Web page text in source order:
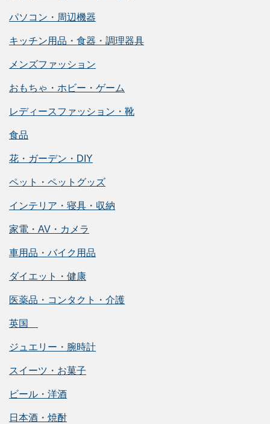
パソコン・周辺機器
キッチン用品・食器・調理器具
メンズファッション
おもちゃ・ホビー・ゲーム
レディースファッション・靴
食品
花・ガーデン・DIY
ペット・ペットグッズ
インテリア・寝具・収納
家電・AV・カメラ
車用品・バイク用品
ダイエット・健康
医薬品・コンタクト・介護
英国
ジュエリー・腕時計
スイーツ・お菓子
ビール・洋酒
日本酒・焼酎